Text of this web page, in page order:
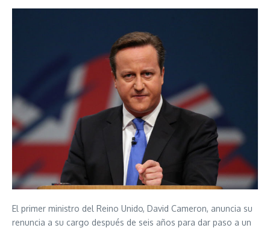
El primer ministro del Reino Unido, David Cameron, anuncia su
renuncia a su cargo después de seis años para dar paso a un